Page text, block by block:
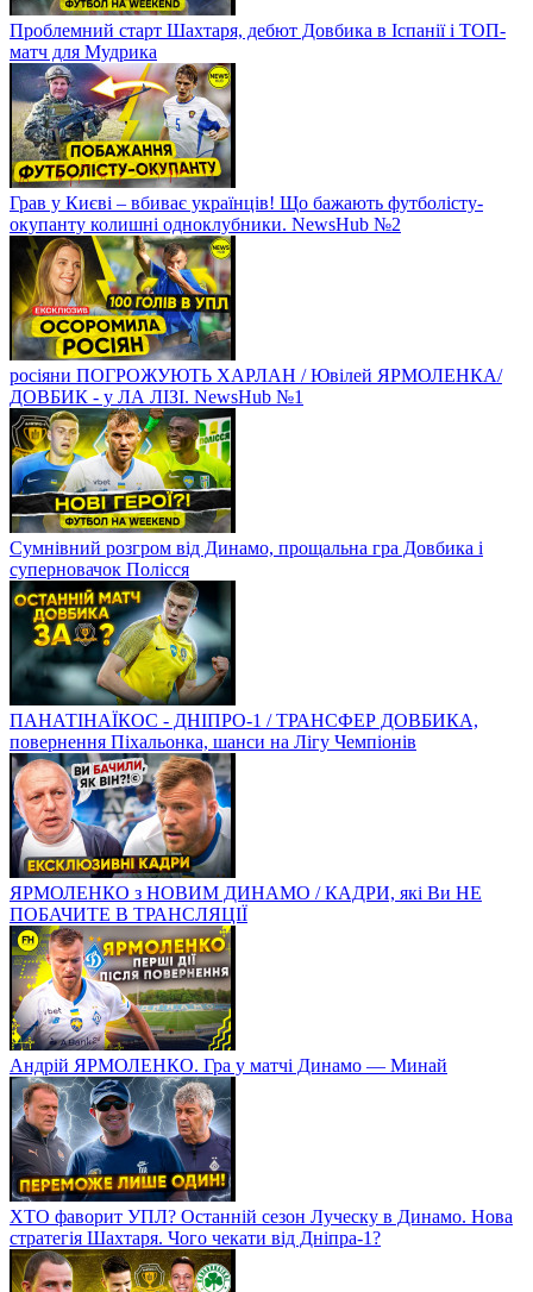
Проблемний старт Шахтаря, дебют Довбика в Іспанії і ТОП-
матч для Мудрика
Грав у Києві – вбиває українців! Що бажають футболісту-
окупанту колишні одноклубники. NewsHub №2
росіяни ПОГРОЖУЮТЬ ХАРЛАН / Ювілей ЯРМОЛЕНКА/
ДОВБИК - у ЛА ЛІЗІ. NewsHub №1
Сумнівний розгром від Динамо, прощальна гра Довбика і
суперновачок Полісся
ПАНАТІНАЇКОС - ДНІПРО-1 / ТРАНСФЕР ДОВБИКА,
повернення Піхальонка, шанси на Лігу Чемпіонів
ЯРМОЛЕНКО з НОВИМ ДИНАМО / КАДРИ, які Ви НЕ
ПОБАЧИТЕ В ТРАНСЛЯЦІЇ
Андрій ЯРМОЛЕНКО. Гра у матчі Динамо — Минай
ХТО фаворит УПЛ? Останній сезон Луческу в Динамо. Нова
стратегія Шахтаря. Чого чекати від Дніпра-1?